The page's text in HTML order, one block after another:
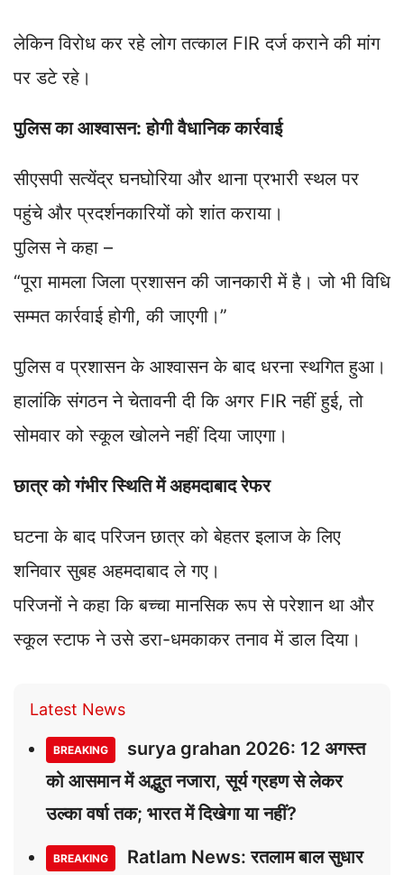
लेकिन विरोध कर रहे लोग तत्काल FIR दर्ज कराने की मांग
पर डटे रहे।
पुलिस का आश्वासन: होगी वैधानिक कार्रवाई
सीएसपी सत्येंद्र घनघोरिया और थाना प्रभारी स्थल पर
पहुंचे और प्रदर्शनकारियों को शांत कराया।
पुलिस ने कहा –
“पूरा मामला जिला प्रशासन की जानकारी में है। जो भी विधि
सम्मत कार्रवाई होगी, की जाएगी।”
पुलिस व प्रशासन के आश्वासन के बाद धरना स्थगित हुआ।
हालांकि संगठन ने चेतावनी दी कि अगर FIR नहीं हुई, तो
सोमवार को स्कूल खोलने नहीं दिया जाएगा।
छात्र को गंभीर स्थिति में अहमदाबाद रेफर
घटना के बाद परिजन छात्र को बेहतर इलाज के लिए
शनिवार सुबह अहमदाबाद ले गए।
परिजनों ने कहा कि बच्चा मानसिक रूप से परेशान था और
स्कूल स्टाफ ने उसे डरा-धमकाकर तनाव में डाल दिया।
Latest News
BREAKING
surya grahan 2026: 12 अगस्त
को आसमान में अद्भुत नजारा, सूर्य ग्रहण से लेकर
उल्का वर्षा तक; भारत में दिखेगा या नहीं?
BREAKING Ratlam News: रतलाम बाल सुधार